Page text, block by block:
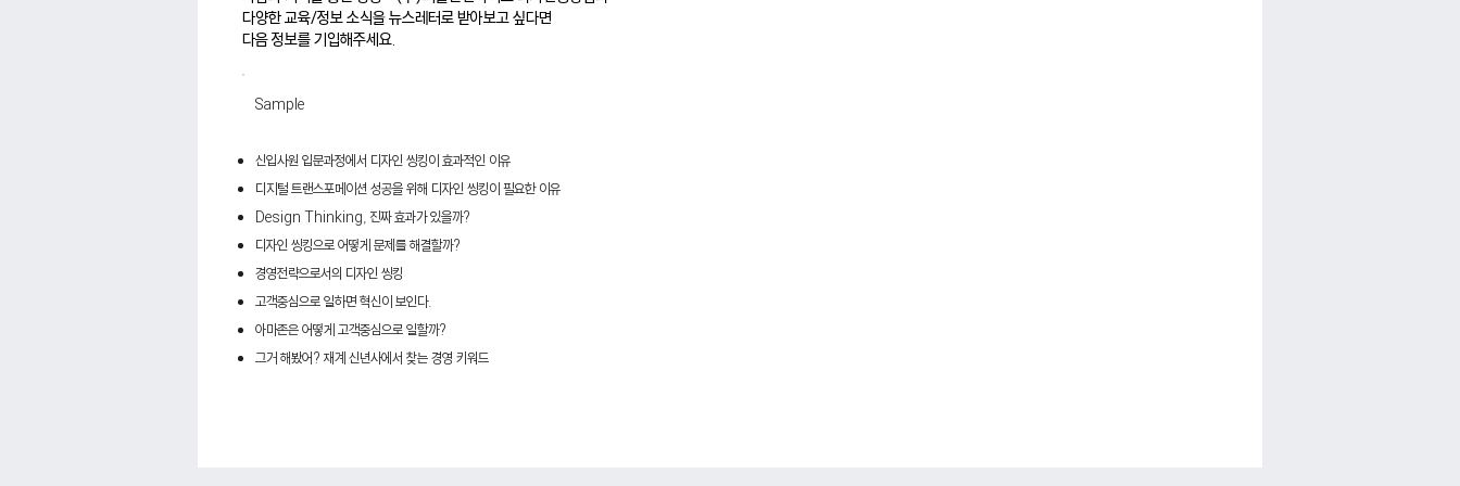
다양한 교육/정보 소식을 뉴스레터로 받아보고 싶다면
다음 정보를 기입해주세요.
Sample
신입사원 입문과정에서 디자인 씽킹이 효과적인 이유
디지털트랜스포메이션 성공을 위해 디자인 씽킹이 필요한 이유
Design Thinking, 진짜 효과가 있을까?
디자인 씽킹으로어떻게 문제를 해결할까?
경영전략으로서의 디자인 씽킹
고객중심으로 일하면 혁신이 보인다.
아마존은 어떻게 고객중심으로 일할까?
그거 해봤어? 재계 신년사에서 찾는 경영 키워드